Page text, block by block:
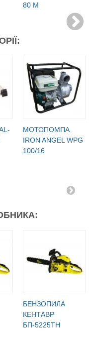
80 M
МОТОПОМПА
IRON ANGEL WPG
100/16
БЕНЗОПИЛА
КЕНТАВР
БП-5225ТН